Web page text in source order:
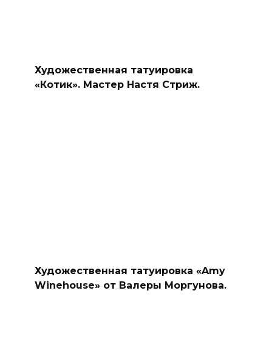
Художественная татуировка
«Котик». Мастер Настя Стриж.
Художественная татуировка «Amy
Winehouse» от Валеры Моргунова.